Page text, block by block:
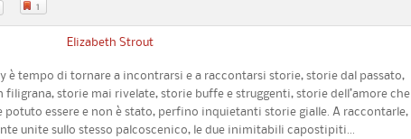
1
Elizabeth Strout
è tempo di tornare a incontrarsi e a raccontarsi storie, storie dal passato,
filigrana, storie mai rivelate, storie buffe e struggenti, storie dell’amore che
potuto essere e non è stato, perfino inquietanti storie gialle. A raccontarle,
unite sullo stesso palcoscenico, le due inimitabili capostipiti...